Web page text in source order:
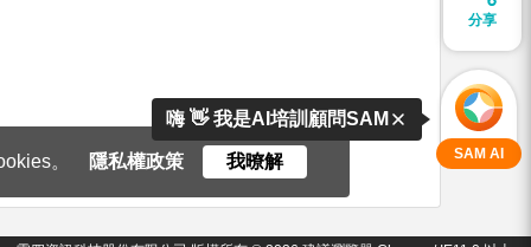
。 隱私權政策 我暸解
嗨 👋 我是AI培訓顧問SAM
SAM AI
分享